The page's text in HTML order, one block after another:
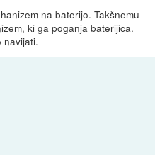
na baterijo. Takšnemu
ki ga poganja baterijica.
navijati.